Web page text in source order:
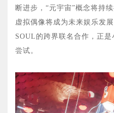
断进步，“元宇宙”概念将持
虚拟偶像将成为未来娱乐发
SOUL的跨界联名合作，正
尝试。